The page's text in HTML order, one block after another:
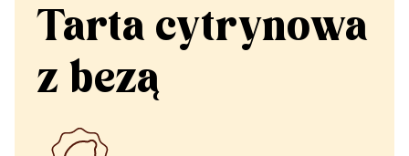
Tarta cytrynowa
z bezą